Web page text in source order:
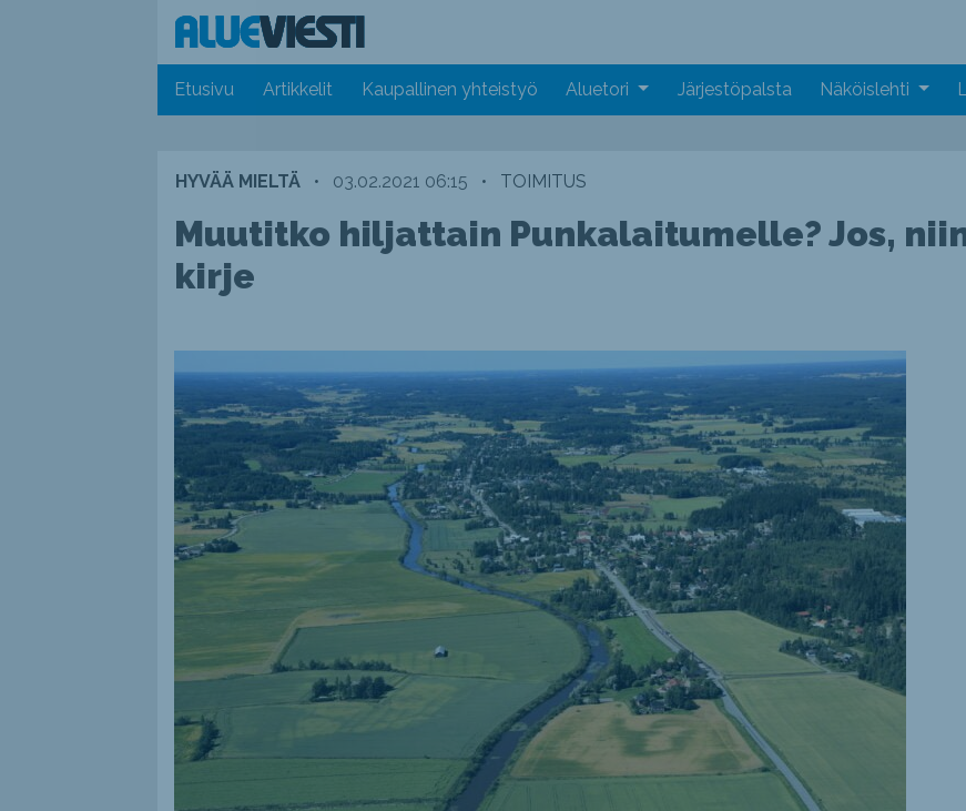
Etusivu Artikkelit Kaupallinen yhteistyö Aluetori Järjestöpalsta Näköislehti
HYVÄÄ MIELTÄ • 03.02.2021 06:15 • TOIMITUS
Muutitko hiljattain Punkalaitumelle? Jos,
kirje